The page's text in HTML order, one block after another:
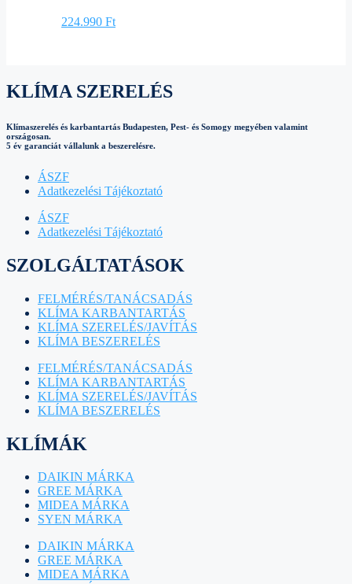
224.990 Ft
KLÍMA SZERELÉS
Klímaszerelés és karbantartás Budapesten, Pest- és Somogy megyében valamint
országosan.
5 év garanciát vállalunk a beszerelésre.
ÁSZF
Adatkezelési Tájékoztató
ÁSZF
Adatkezelési Tájékoztató
SZOLGÁLTATÁSOK
FELMÉRÉS/TANÁCSADÁS
KLÍMA KARBANTARTÁS
KLÍMA SZERELÉS/JAVÍTÁS
KLÍMA BESZERELÉS
FELMÉRÉS/TANÁCSADÁS
KLÍMA KARBANTARTÁS
KLÍMA SZERELÉS/JAVÍTÁS
KLÍMA BESZERELÉS
KLÍMÁK
DAIKIN MÁRKA
GREE MÁRKA
MIDEA MÁRKA
SYEN MÁRKA
DAIKIN MÁRKA
GREE MÁRKA
MIDEA MÁRKA